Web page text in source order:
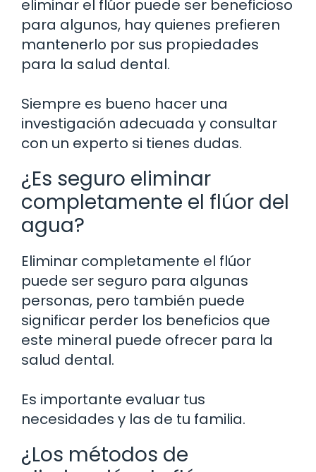
eliminar el flúor puede ser beneficioso
para algunos, hay quienes prefieren
mantenerlo por sus propiedades
para la salud dental.
Siempre es bueno hacer una
investigación adecuada y consultar
con un experto si tienes dudas.
¿Es seguro eliminar
completamente el flúor del
agua?
Eliminar completamente el flúor
puede ser seguro para algunas
personas, pero también puede
significar perder los beneficios que
este mineral puede ofrecer para la
salud dental.
Es importante evaluar tus
necesidades y las de tu familia.
¿Los métodos de